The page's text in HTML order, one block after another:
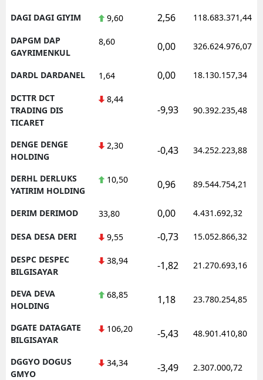
DAGI DAGI GIYIM 9,60 2,56 118.683.371,44
DAPGM DAP
GAYRIMENKUL
8,60 0,00 326.624.976,07
DARDL DARDANEL 1,64 0,00 18.130.157,34
DCTTR DCT
TRADING DIS
TICARET
8,44
-9,93 90.392.235,48
DENGE DENGE
HOLDING
2,30 -0,43 34.252.223,88
DERHL DERLUKS
YATIRIM HOLDING
10,50 0,96 89.544.754,21
DERIM DERIMOD 33,80 0,00 4.431.692,32
DESA DESA DERI 9,55 -0,73 15.052.866,32
DESPC DESPEC
BILGISAYAR
38,94 -1,82 21.270.693,16
DEVA DEVA
HOLDING
68,85 1,18 23.780.254,85
DGATE DATAGATE
BILGISAYAR
106,20 -5,43 48.901.410,80
DGGYO DOGUS
GMYO
34,34 -3,49 2.307.000,72